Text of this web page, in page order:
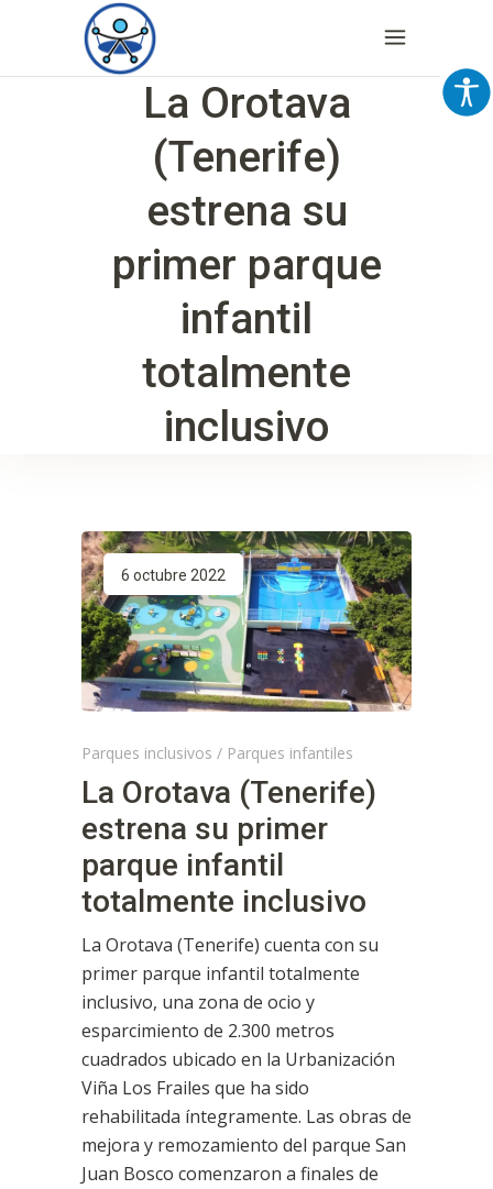
La Orotava
(Tenerife)
estrena su
primer parque
infantil
totalmente
inclusivo
6 octubre 2022
Parques inclusivos / Parques infantiles
La Orotava (Tenerife)
estrena su primer
parque infantil
totalmente inclusivo
La Orotava (Tenerife) cuenta con su
primer parque infantil totalmente
inclusivo, una zona de ocio y
esparcimiento de 2.300 metros
cuadrados ubicado en la Urbanización
Viña Los Frailes que ha sido
rehabilitada íntegramente. Las obras de
mejora y remozamiento del parque San
Juan Bosco comenzaron a finales de